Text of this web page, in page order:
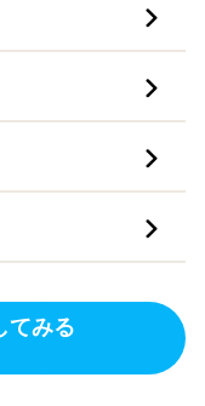
てみる